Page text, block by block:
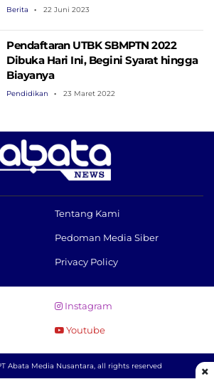
Berita 22 Juni 2023
Pendaftaran UTBK SBMPTN 2022
Dibuka Hari Ini, Begini Syarat hingga
Biayanya
Pendidikan 23 Maret 2022
Tentang Kami
Pedoman Media Siber
Privacy Policy
Instagram
Youtube
Abata Media Nusantara, all rights reserved ×